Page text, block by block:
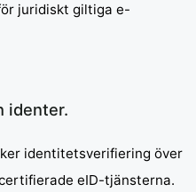
juridiskt giltiga e-
identer.
identitetsverifiering över
eID-tjänsterna.